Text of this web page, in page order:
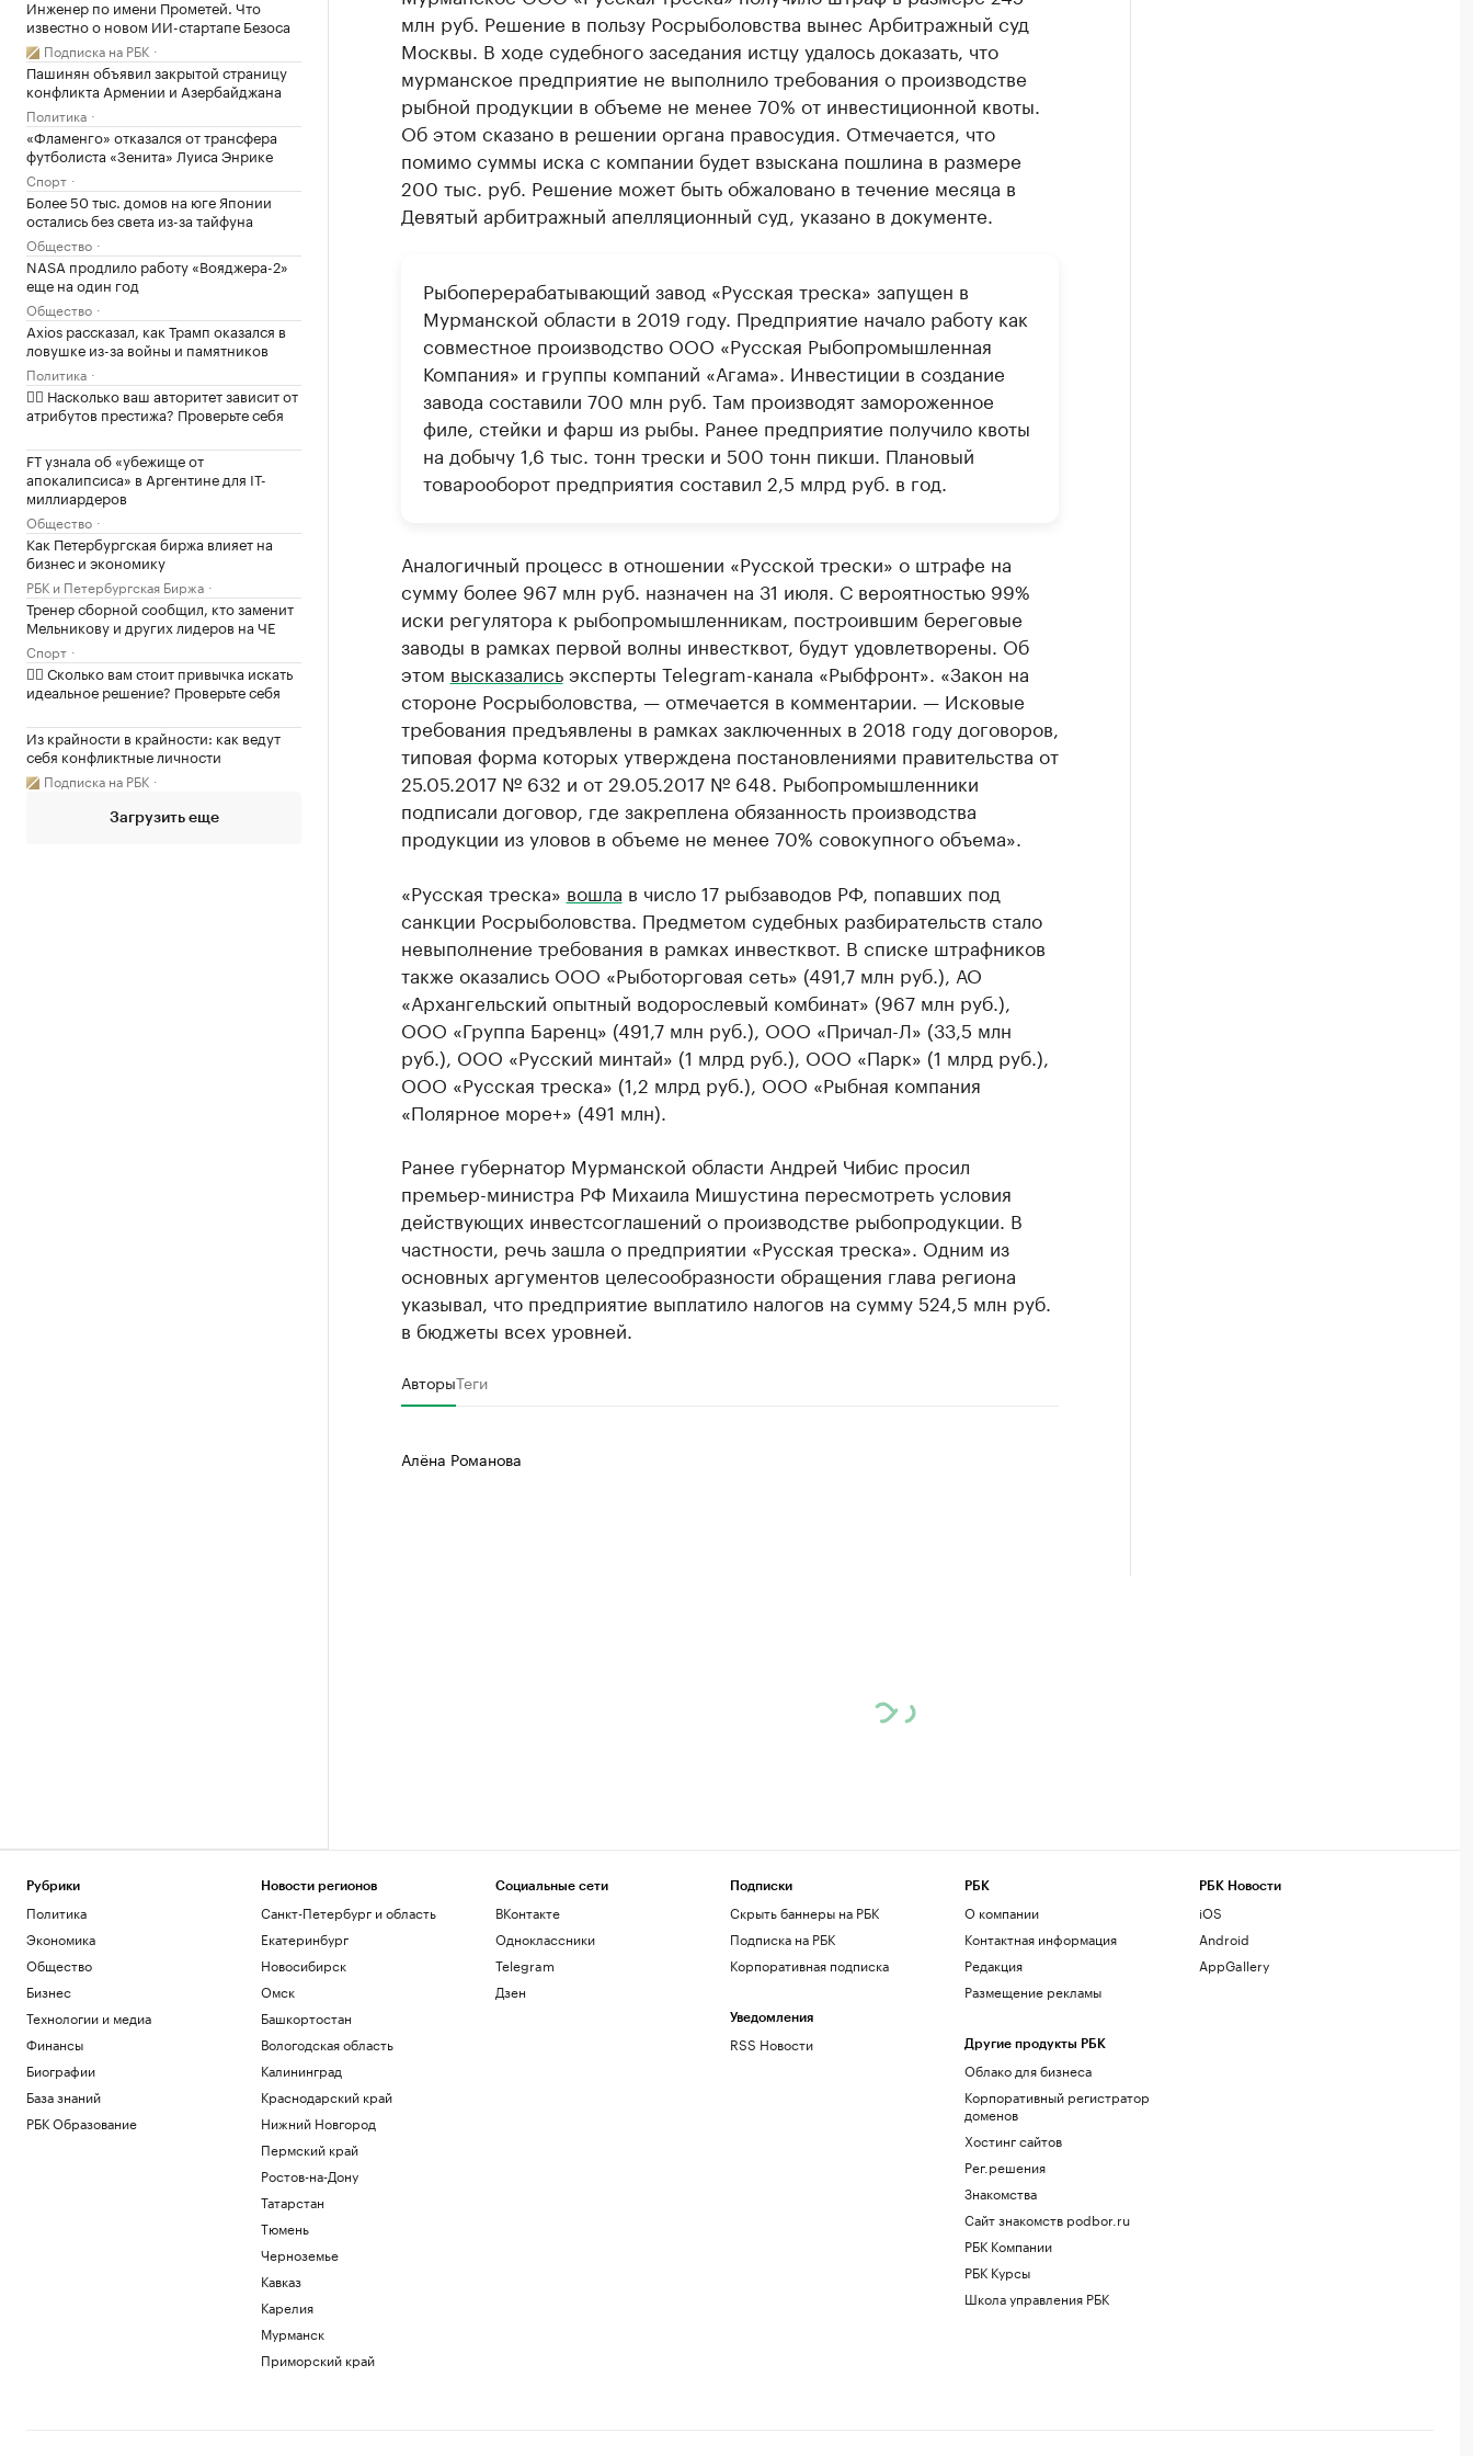
Инженер по имени Прометей. Что
известно о новом ИИ-стартапе Безоса
Подписка на РБК
Пашинян объявил закрытой страницу
конфликта Армении и Азербайджана
Политика
«Фламенго» отказался от трансфера
футболиста «Зенита» Луиса Энрике
Спорт
Более 50 тыс. домов на юге Японии
остались без света из-за тайфуна
Общество
NASA продлило работу «Вояджера-2»
еще на один год
Общество
Axios рассказал, как Трамп оказался в
ловушке из-за войны и памятников
Политика
✍🏻 Насколько ваш авторитет зависит от
атрибутов престижа? Проверьте себя
FT узнала об «убежище от
апокалипсиса» в Аргентине для IT-
миллиардеров
Общество
Как Петербургская биржа влияет на
бизнес и экономику
РБК и Петербургская Биржа
Тренер сборной сообщил, кто заменит
Мельникову и других лидеров на ЧЕ
Спорт
✍🏻 Сколько вам стоит привычка искать
идеальное решение? Проверьте себя
Из крайности в крайности: как ведут
себя конфликтные личности
Подписка на РБК
Загрузить еще
млн руб. Решение в пользу Росрыболовства вынес Арбитражный суд
Москвы. В ходе судебного заседания истцу удалось доказать, что
мурманское предприятие не выполнило требования о производстве
рыбной продукции в объеме не менее 70% от инвестиционной квоты.
Об этом сказано в решении органа правосудия. Отмечается, что
помимо суммы иска с компании будет взыскана пошлина в размере
200 тыс. руб. Решение может быть обжаловано в течение месяца в
Девятый арбитражный апелляционный суд, указано в документе.
Рыбоперерабатывающий завод «Русская треска» запущен в
Мурманской области в 2019 году. Предприятие начало работу как
совместное производство ООО «Русская Рыбопромышленная
Компания» и группы компаний «Агама». Инвестиции в создание
завода составили 700 млн руб. Там производят замороженное
филе, стейки и фарш из рыбы. Ранее предприятие получило квоты
на добычу 1,6 тыс. тонн трески и 500 тонн пикши. Плановый
товарооборот предприятия составил 2,5 млрд руб. в год.
Аналогичный процесс в отношении «Русской трески» о штрафе на
сумму более 967 млн руб. назначен на 31 июля. С вероятностью 99%
иски регулятора к рыбопромышленникам, построившим береговые
заводы в рамках первой волны инвестквот, будут удовлетворены. Об
этом высказалисьэксперты Telegram-канала «Рыбфронт». «Закон на
стороне Росрыболовства, — отмечается в комментарии. — Исковые
требования предъявлены в рамках заключенных в 2018 году договоров,
типовая форма которых утверждена постановлениями правительства от
25.05.2017 № 632 и от 29.05.2017 № 648. Рыбопромышленники
подписали договор, где закреплена обязанность производства
продукции из уловов в объеме не менее 70% совокупного объема».
«Русская треска» вошла в число 17 рыбзаводов РФ, попавших под
санкции Росрыболовства. Предметом судебных разбирательств стало
невыполнение требования в рамках инвестквот. В списке штрафников
также оказались ООО «Рыботорговая сеть» (491,7 млн руб.), АО
«Архангельский опытный водорослевый комбинат» (967 млн руб.),
ООО «Группа Баренц» (491,7 млн руб.), ООО «Причал-Л» (33,5 млн
руб.), ООО «Русский минтай» (1 млрд руб.), ООО «Парк» (1 млрд руб.),
ООО «Русская треска» (1,2 млрд руб.), ООО «Рыбная компания
«Полярное море+» (491 млн).
Ранее губернатор Мурманской области Андрей Чибис просил
премьер-министра РФ Михаила Мишустина пересмотреть условия
действующих инвестсоглашений о производстве рыбопродукции. В
частности, речь зашла о предприятии «Русская треска». Одним из
основных аргументов целесообразности обращения глава региона
указывал, что предприятие выплатило налогов на сумму 524,5 млн руб.
в бюджеты всех уровней.
АвторыТеги
Алёна Романова
Рубрики
Политика
Экономика
Общество
Бизнес
Технологии и медиа
Финансы
Биографии
База знаний
РБК Образование
Новости регионов
Санкт-Петербург и область
Екатеринбург
Новосибирск
Омск
Башкортостан
Вологодская область
Калининград
Краснодарский край
Нижний Новгород
Пермский край
Ростов-на-Дону
Татарстан
Тюмень
Черноземье
Кавказ
Карелия
Мурманск
Приморский край
Социальные сети
ВКонтакте
Одноклассники
Telegram
Дзен
Подписки
Скрыть баннеры на РБК
Подписка на РБК
Корпоративная подписка
Уведомления
RSS Новости
РБК
О компании
Контактная информация
Редакция
Размещение рекламы
Другие продукты РБК
Облако для бизнеса
Корпоративный регистратор
доменов
Хостинг сайтов
Рег.решения
Знакомства
Сайт знакомств podbor.ru
РБК Компании
РБК Курсы
Школа управления РБК
РБК Новости
iOS
Android
AppGallery